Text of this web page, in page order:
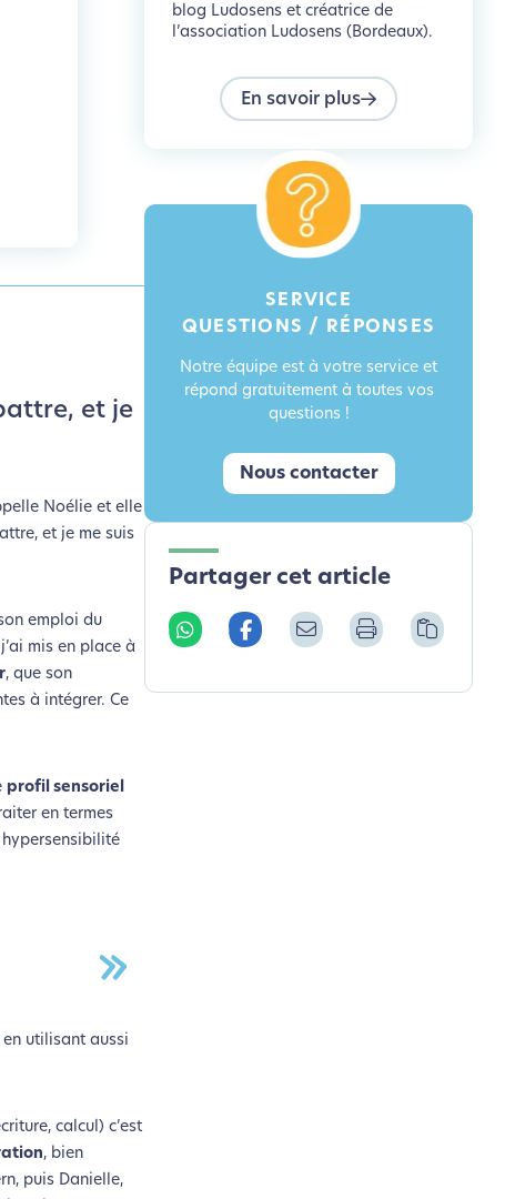
et je
Noélie et elle
et je me suis
emploi du
mis en place à
, que son
à intégrer. Ce
profil sensoriel
en termes
en utilisant aussi
calcul) c’est
, bien
puis Danielle,
blog Ludosens et créatrice de
l’association Ludosens (Bordeaux).
En savoir plus
SERVICE
QUESTIONS / RÉPONSES
Notre équipe est à votre service et
répond gratuitement à toutes vos
questions !
Nous contacter
Partager cet article